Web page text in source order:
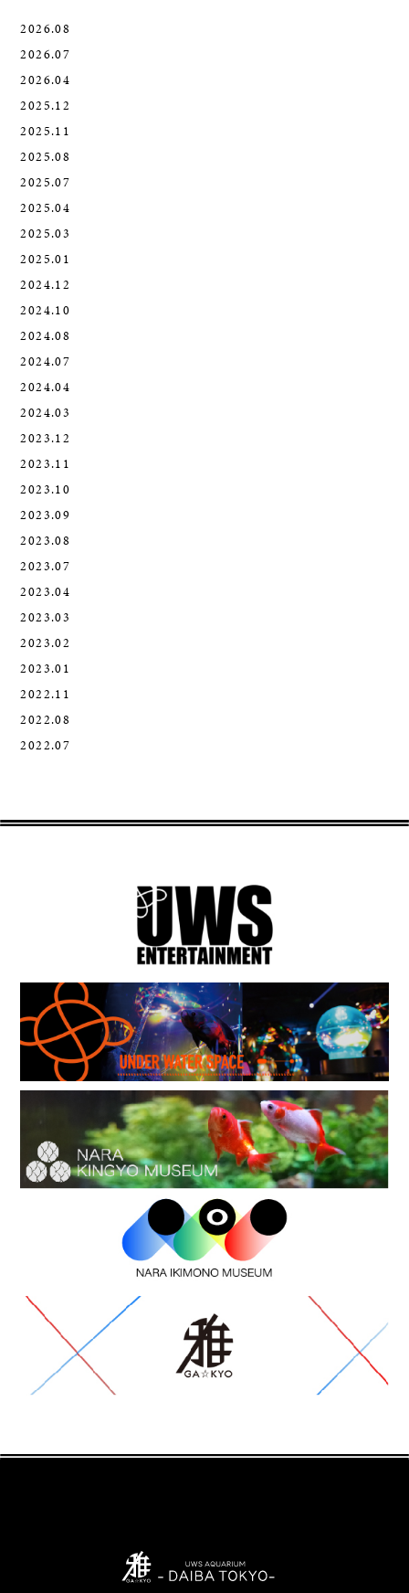
2026.08
2026.07
2026.04
2025.12
2025.11
2025.08
2025.07
2025.04
2025.03
2025.01
2024.12
2024.10
2024.08
2024.07
2024.04
2024.03
2023.12
2023.11
2023.10
2023.09
2023.08
2023.07
2023.04
2023.03
2023.02
2023.01
2022.11
2022.08
2022.07